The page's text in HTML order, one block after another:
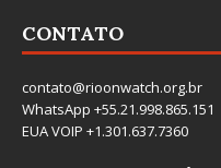
CONTATO
contato@rioonwatch.org.br
WhatsApp +55.21.998.865.151
EUA VOIP +1.301.637.7360